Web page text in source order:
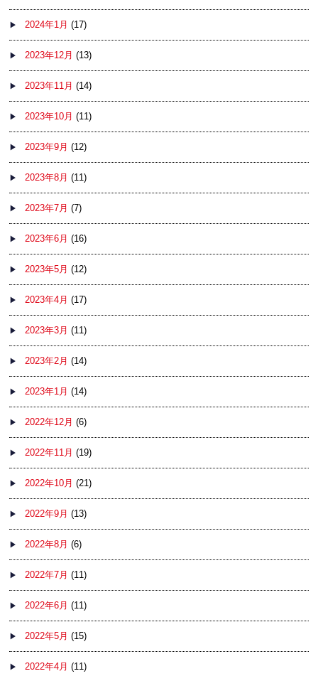
2024年1月 (17)
2023年12月 (13)
2023年11月 (14)
2023年10月 (11)
2023年9月 (12)
2023年8月 (11)
2023年7月 (7)
2023年6月 (16)
2023年5月 (12)
2023年4月 (17)
2023年3月 (11)
2023年2月 (14)
2023年1月 (14)
2022年12月 (6)
2022年11月 (19)
2022年10月 (21)
2022年9月 (13)
2022年8月 (6)
2022年7月 (11)
2022年6月 (11)
2022年5月 (15)
2022年4月 (11)